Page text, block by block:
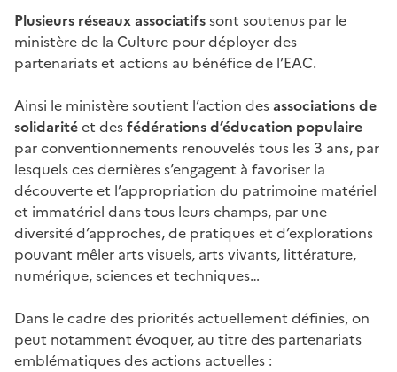
Plusieurs réseaux associatifssont soutenus par le
ministère de la Culture pour déployer des
partenariats et actions au bénéfice de l’EAC.
Ainsi le ministère soutient l’action desassociations de
solidaritéet desfédérations d’éducation populaire
par conventionnements renouvelés tous les 3 ans, par
lesquels ces dernières s’engagent à favoriser la
découverte et l’appropriation du patrimoine matériel
et immatériel dans tous leurs champs, par une
diversité d’approches, de pratiques et d’explorations
pouvant mêler arts visuels, arts vivants, littérature,
numérique, sciences et techniques…
Dans le cadre des priorités actuellement définies, on
peut notamment évoquer, au titre des partenariats
emblématiques des actions actuelles :